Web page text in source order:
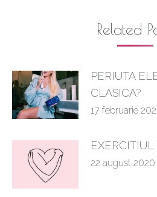
Related
PERIUTA
CLASICA?
17 februarie
EXERCITIUL
22 august 2020